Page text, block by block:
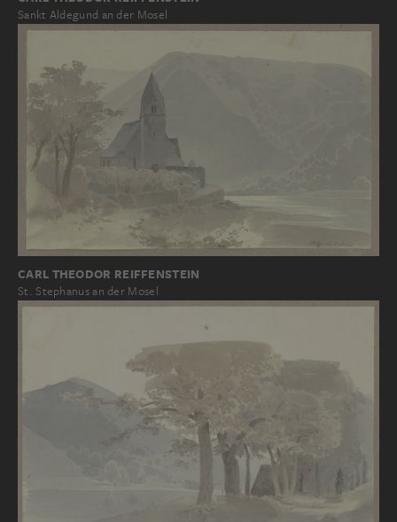
Sankt Aldegund an der Mosel
CARL THEODOR REIFFENSTEIN
St. Stephanus an der Mosel